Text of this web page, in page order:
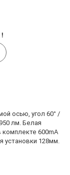
осью, угол 60° /
лм. Белая
комплекте 600mA
установки 128мм.